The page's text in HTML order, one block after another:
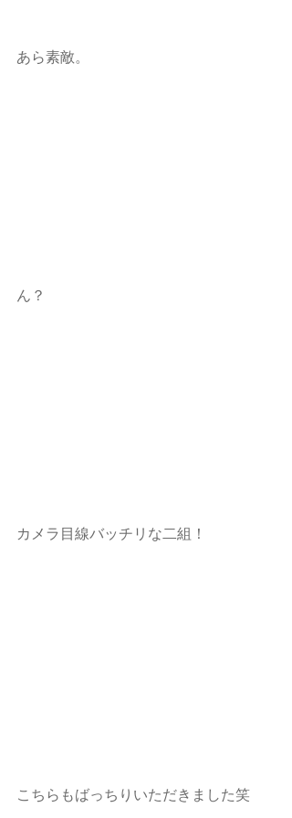
あら素敵。
ん？
カメラ目線バッチリな二組！
こちらもばっちりいただきました笑